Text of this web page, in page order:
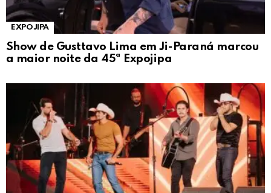
EXPOJIPA
Show de Gusttavo Lima em Ji-Paraná marcou
a maior noite da 45ª Expojipa